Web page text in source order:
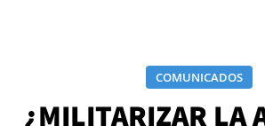
COMUNICADOS
¿MILITARIZAR LA